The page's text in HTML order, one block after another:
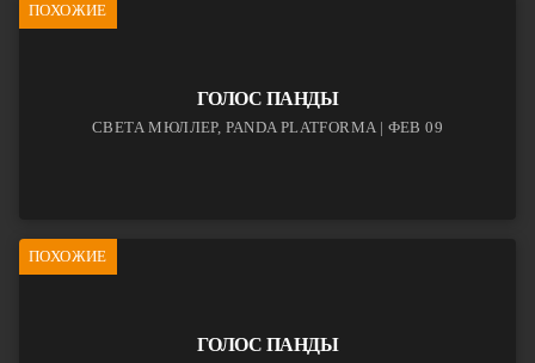
ПОХОЖИЕ
ГОЛОС ПАНДЫ
СВЕТА МЮЛЛЕР, PANDA PLATFORMA | ФЕВ 09
ПОХОЖИЕ
ГОЛОС ПАНДЫ